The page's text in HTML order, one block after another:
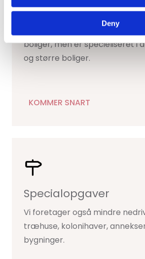
Deny
Rydning af huse
Vi rydder alle former for
boliger, men er specieliseret i
og større boliger.
KOMMER SNART
Specialopgaver
Vi foretager også mindre
træhuse, kolonihaver,
bygninger.